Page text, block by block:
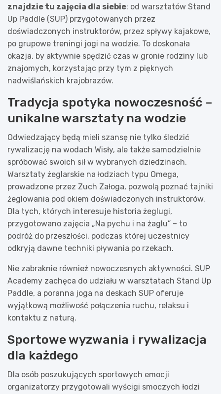
znajdzie tu zajęcia dla siebie: od warsztatów Stand
Up Paddle (SUP) przygotowanych przez
doświadczonych instruktorów, przez spływy kajakowe,
po grupowe treningi jogi na wodzie. To doskonała
okazja, by aktywnie spędzić czas w gronie rodziny lub
znajomych, korzystając przy tym z pięknych
nadwiślańskich krajobrazów.
Tradycja spotyka nowoczesność –
unikalne warsztaty na wodzie
Odwiedzający będą mieli szansę nie tylko śledzić
rywalizację na wodach Wisły, ale także samodzielnie
spróbować swoich sił w wybranych dziedzinach.
Warsztaty żeglarskie na łodziach typu Omega,
prowadzone przez Zuch Załoga, pozwolą poznać tajniki
żeglowania pod okiem doświadczonych instruktorów.
Dla tych, których interesuje historia żeglugi,
przygotowano zajęcia „Na pychu i na żaglu” – to
podróż do przeszłości, podczas której uczestnicy
odkryją dawne techniki pływania po rzekach.
Nie zabraknie również nowoczesnych aktywności. SUP
Academy zachęca do udziału w warsztatach Stand Up
Paddle, a poranna joga na deskach SUP oferuje
wyjątkową możliwość połączenia ruchu, relaksu i
kontaktu z naturą.
Sportowe wyzwania i rywalizacja
dla każdego
Dla osób poszukujących sportowych emocji
organizatorzy przygotowali wyścigi smoczych łodzi